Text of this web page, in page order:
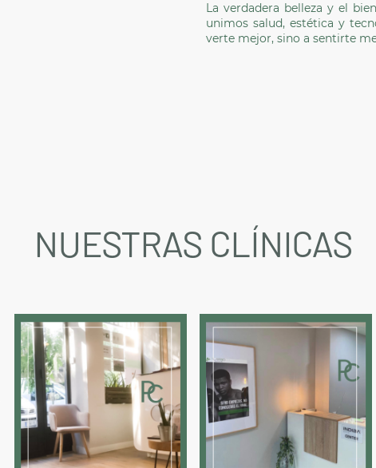
La verdadera belleza y el
unimos salud, estética y
verte mejor, sino a sentirte
NUESTRAS CLÍNICAS